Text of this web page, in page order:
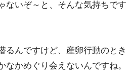
ないぞ～と、そんな気持ちです
んですけど、産卵行動のとき
かめぐり会えないんですね。